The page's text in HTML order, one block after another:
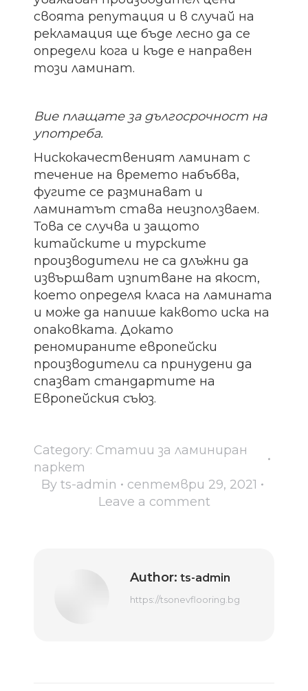
своята репутация и в случай на
рекламация ще бъде лесно да се
определи кога и къде е направен
този ламинат.
Вие плащате за дългосрочност на
употреба.
Нискокачественият ламинат с
течение на времето набъбва,
фугите се разминават и
ламинатът става неизползваем.
Това се случва и защото
китайските и турските
производители не са длъжни да
извършват изпитване на якост,
което определя класа на ламината
и може да напише каквото иска на
опаковката. Докато
реномираните европейски
производители са принудени да
спазват стандартите на
Европейския съюз.
Category: Статии за ламиниран
паркет
By ts-admin
септември 29, 2021
Leave a comment
Author: ts-admin
https://tsonevflooring.bg